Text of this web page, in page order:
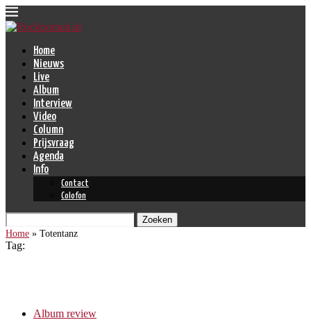
Home
Nieuws
Live
Album
Interview
Video
Column
Prijsvraag
Agenda
Info
Contact
Colofon
Zoeken
Home » Totentanz
Tag:
Album review